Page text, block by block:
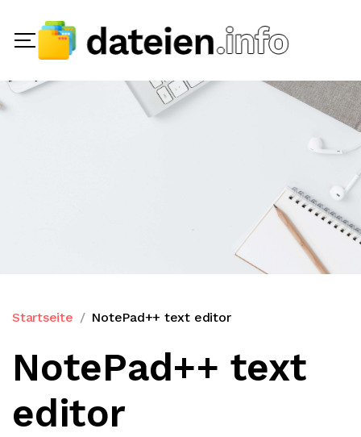
Startseite NotePad++ text editor
NotePad++ text
editor